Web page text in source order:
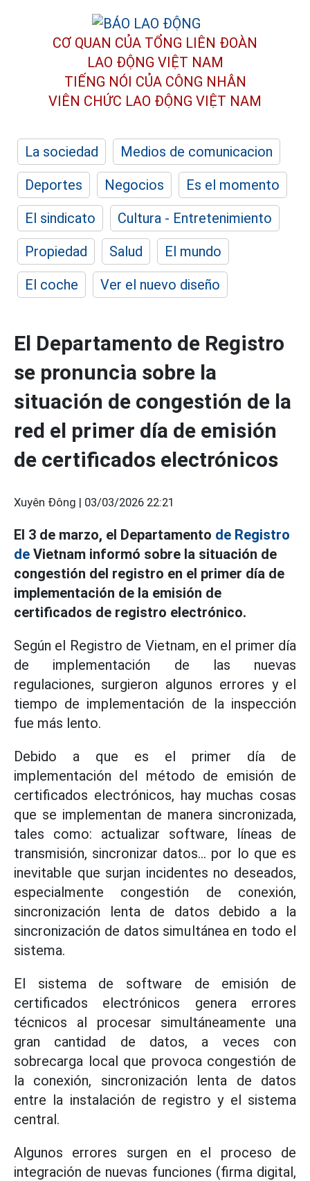
CƠ QUAN CỦA TỔNG LIÊN ĐOÀN
LAO ĐỘNG VIỆT NAM
TIẾNG NÓI CỦA CÔNG NHÂN
VIÊN CHỨC LAO ĐỘNG VIỆT NAM
La sociedad
Medios de comunicacion
Deportes
Negocios
Es el momento
El sindicato
Cultura - Entretenimiento
Propiedad
Salud
El mundo
El coche
Ver el nuevo diseño
El Departamento de Registro
se pronuncia sobre la
situación de congestión de la
red el primer día de emisión
de certificados electrónicos
Xuyên Đông | 03/03/2026 22:21
El 3 de marzo, el Departamento de Registro
de Vietnam informó sobre la situación de
congestión del registro en el primer día de
implementación de la emisión de
certificados de registro electrónico.
Según el Registro de Vietnam, en el primer día
de implementación de las nuevas
regulaciones, surgieron algunos errores y el
tiempo de implementación de la inspección
fue más lento.
Debido a que es el primer día de
implementación del método de emisión de
certificados electrónicos, hay muchas cosas
que se implementan de manera sincronizada,
tales como: actualizar software, líneas de
transmisión, sincronizar datos... por lo que es
inevitable que surjan incidentes no deseados,
especialmente congestión de conexión,
sincronización lenta de datos debido a la
sincronización de datos simultánea en todo el
sistema.
El sistema de software de emisión de
certificados electrónicos genera errores
técnicos al procesar simultáneamente una
gran cantidad de datos, a veces con
sobrecarga local que provoca congestión de
la conexión, sincronización lenta de datos
entre la instalación de registro y el sistema
central.
Algunos errores surgen en el proceso de
integración de nuevas funciones (firma digital,